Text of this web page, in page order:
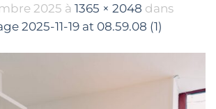
2025 à 1365 × 2048 dans
2025-11-19 at 08.59.08 (1)